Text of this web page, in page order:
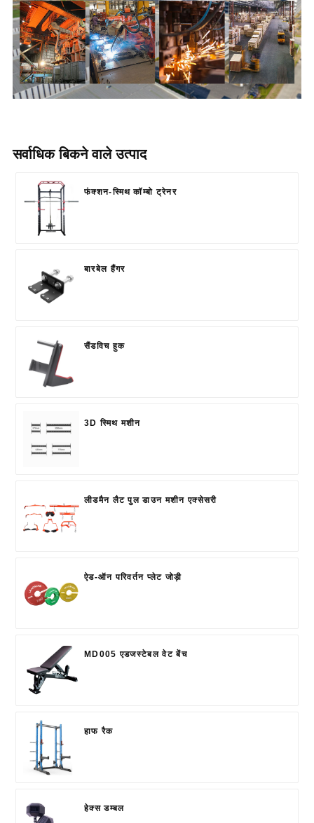
सर्वाधिक बिकने वाले उत्पाद
फंक्शन-स्मिथ कॉम्बो ट्रेनर
बारबेल हैंगर
सैंडविच हुक
3D स्मिथ मशीन
लीडमैन लैट पुल डाउन मशीन एक्सेसरी
ऐड-ऑन परिवर्तन प्लेट जोड़ी
MD005 एडजस्टेबल वेट बेंच
हाफ रैक
हेक्स डम्बल